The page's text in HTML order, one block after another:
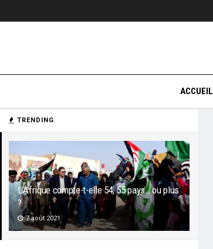
TRENDING
L’Afrique compte-t-elle 54, 55 pays… ou plus
?
7 août 2021
ACCUEIL